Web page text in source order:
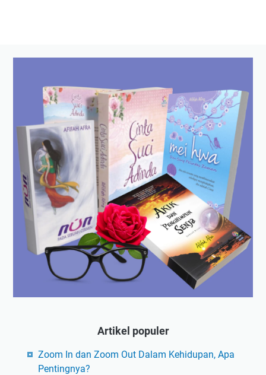
Artikel populer
Zoom In dan Zoom Out Dalam Kehidupan, Apa
Pentingnya?